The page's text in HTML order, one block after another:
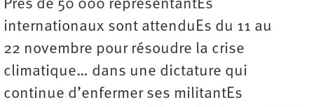
Près de 50 000 représentantEs
internationaux sont attenduEs du 11 au
22 novembre pour résoudre la crise
climatique… dans une dictature qui
continue d’enfermer ses militantEs